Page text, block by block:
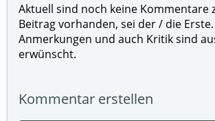
Aktuell sind noch keine Kommentare
Beitrag vorhanden, sei der / die Erste.
Anmerkungen und auch Kritik sind
erwünscht.
Kommentar erstellen